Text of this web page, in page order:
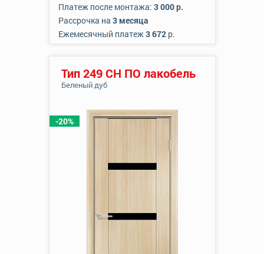
Платеж после монтажа: 3 000 р.
Рассрочка на 3 месяца
Ежемесячный платеж3 672р.
-20%
Тип 249 СН ПО лакобель
Беленый дуб